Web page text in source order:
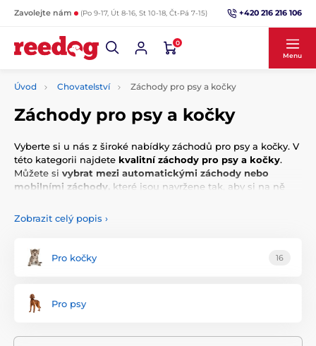
Zavolejte nám (Po 9-17, Út 8-16, St 10-18, Čt-Pá 7-15) +420 216 216 106
0
Menu
Úvod Chovatelství Záchody pro psy a kočky
Záchody pro psy a kočky
Vyberte si u nás z široké nabídky záchodů pro psy a kočky. V
této kategorii najdete kvalitní záchody pro psy a kočky.
Můžete si vybrat mezi automatickými záchody nebo
mobilními záchody, které jsou navržene tak, aby si na ně
Zobrazit celý popis ›
Pro kočky 16
Pro psy